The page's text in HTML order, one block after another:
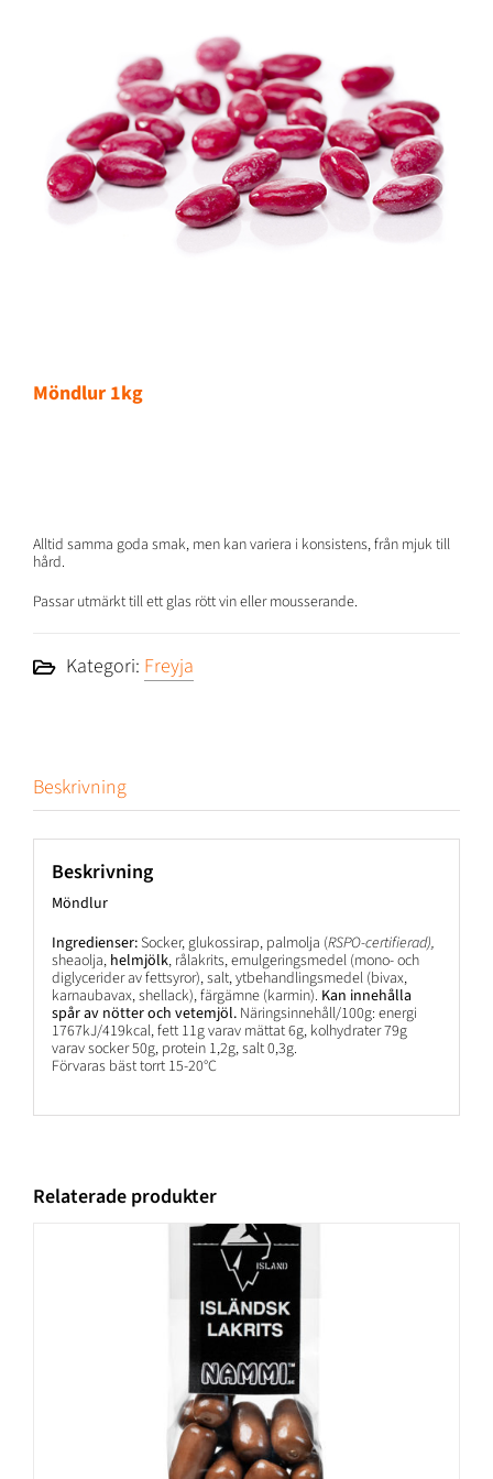
Möndlur 1kg
Alltid samma goda smak, men kan variera i konsistens, från mjuk till
hård.
Passar utmärkt till ett glas rött vin eller mousserande.
Kategori: Freyja
Beskrivning
Beskrivning
Möndlur
Ingredienser:Socker, glukossirap, palmolja (RSPO-certifierad),
sheaolja,helmjölk, rålakrits, emulgeringsmedel (mono- och
diglycerider av fettsyror), salt, ytbehandlingsmedel (bivax,
karnaubavax, shellack), färgämne (karmin). Kan innehålla
spår av nötter och vetemjöl.Näringsinnehåll/100g: energi
1767kJ/419kcal, fett 11g varav mättat 6g, kolhydrater 79g
varav socker 50g, protein 1,2g, salt 0,3g.
Förvaras bäst torrt 15-20°C
Relaterade produkter